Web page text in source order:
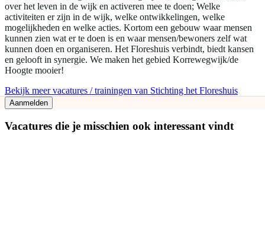
over het leven in de wijk en activeren mee te doen; Welke
activiteiten er zijn in de wijk, welke ontwikkelingen, welke
mogelijkheden en welke acties. Kortom een gebouw waar mensen
kunnen zien wat er te doen is en waar mensen/bewoners zelf wat
kunnen doen en organiseren. Het Floreshuis verbindt, biedt kansen
en gelooft in synergie. We maken het gebied Korrewegwijk/de
Hoogte mooier!
Bekijk meer vacatures / trainingen van Stichting het Floreshuis
Aanmelden
Vacatures die je misschien ook interessant vindt